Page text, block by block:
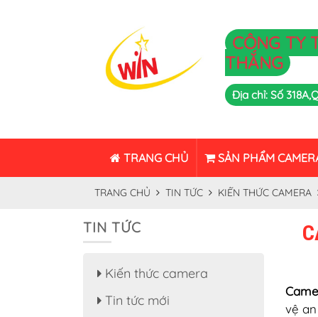
CÔNG TY
THẮNG
Địa chỉ: Số
TRANG CHỦ SẢN PHẨM
TRANG CHỦ TIN TỨC KIẾN THỨC CAMERA
vệ
TIN TỨC
Kiến thức camera
Tin tức mới